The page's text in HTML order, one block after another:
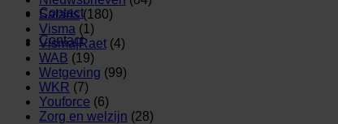
Contact
Contact
Salaris(180)
Visma (1)
Visma|Raet (4)
WAB (19)
Wetgeving (99)
WKR (7)
Youforce (6)
Zorg en welzijn (28)